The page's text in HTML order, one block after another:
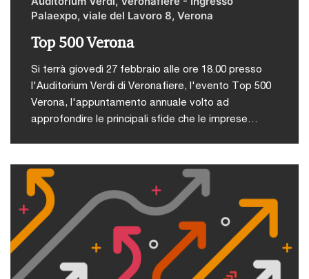
Palaexpo, viale del Lavoro 8, Verona
Top 500 Verona
Si terrà giovedì 27 febbraio alle ore 18.00 presso
l'Auditorium Verdi di Veronafiere, l'evento Top 500
Verona, l'appuntamento annuale volto ad
approfondire le principali sfide che le imprese
il nostro territorio.L’incontro, organizzato da PwC
Italia e Athesis, in collaborazione con l’Università
degli Studi di Verona, sarà l’occasione per
approfondire insieme a esperti di geopolitica,
imprenditori, manager ed economisti i temi chiave
che più condizionano l’andamento economico
europeo.Dal Green Deal all’influenza che la politica